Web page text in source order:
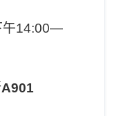
午14:00—
A901